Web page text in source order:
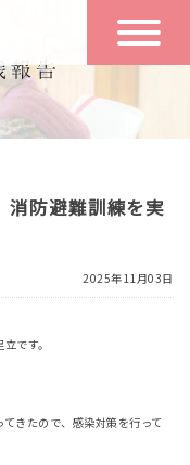
一日の流れ
空き状況
防避難訓練を実
2025年11月03日
です。
きたので、感染対策を行って